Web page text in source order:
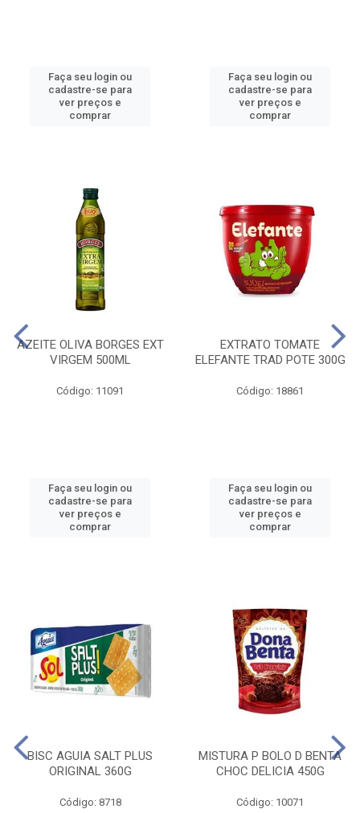
Faça seu login ou
cadastre-se para
ver preços e
comprar
Faça seu login ou
cadastre-se para
ver preços e
comprar
AZEITE OLIVA BORGES EXT
VIRGEM 500ML
Código: 11091
Faça seu login ou
cadastre-se para
ver preços e
comprar
EXTRATO TOMATE
ELEFANTE TRAD POTE 300G
Código: 18861
Faça seu login ou
cadastre-se para
ver preços e
comprar
BISC AGUIA SALT PLUS
ORIGINAL 360G
Código: 8718
MISTURA P BOLO D BENTA
CHOC DELICIA 450G
Código: 10071